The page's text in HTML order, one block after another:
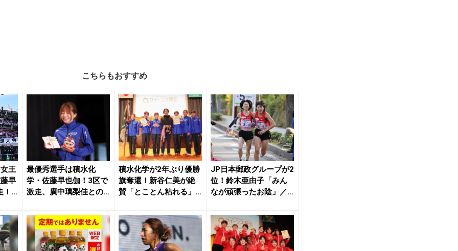
こちらもおすすめ
王
早
最優秀選手は積水化
学・佐藤早也伽！3区で
激走、廣中璃梨佳との
積水化学が2年ぶり優勝
旗奪還！新谷仁美が絶
賛「とことん粘れる」3
JP日本郵政グループが2
位！鈴木亜由子「みん
なが頑張ったお陰」／